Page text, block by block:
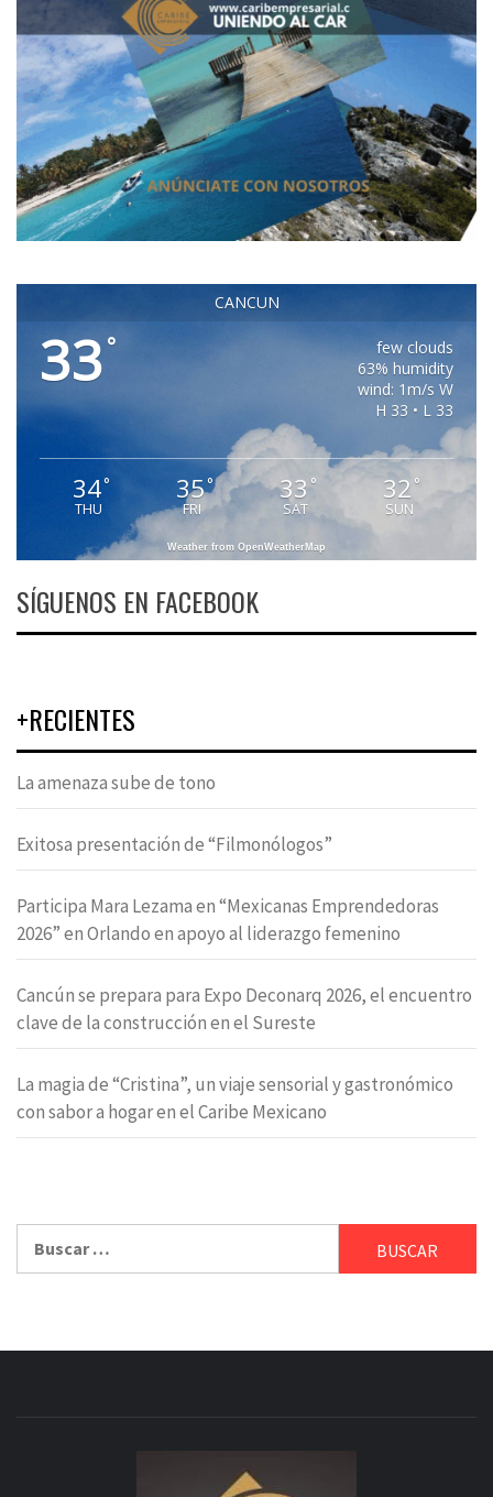
CANCUN
33°
few clouds
63% humidity
wind: 1m/s W
H 33 • L 33
34°
THU
35°
FRI
33 °
SAT
32 °
SUN
Weather from OpenWeatherMap
SÍGUENOS EN FACEBOOK
+RECIENTES
La amenaza sube de tono
Exitosa presentación de “Filmonólogos”
Participa Mara Lezama en “Mexicanas Emprendedoras
2026” en Orlando en apoyo al liderazgo femenino
Cancún se prepara para Expo Deconarq 2026, el encuentro
clave de la construcción en el Sureste
La magia de “Cristina”, un viaje sensorial y gastronómico
con sabor a hogar en el Caribe Mexicano